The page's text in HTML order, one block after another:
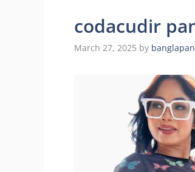
codacudir panu
March 27, 2025 by